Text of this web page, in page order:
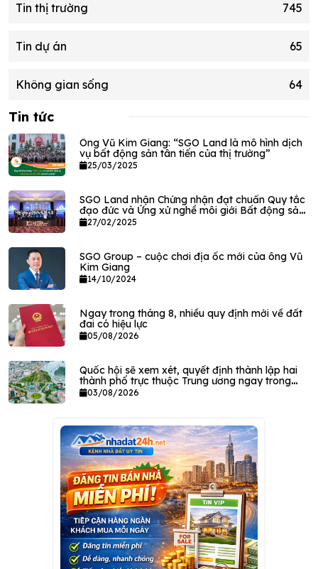
Tin thị trường 745
Tin dự án 65
Không gian sống 64
Tin tức
Ông Vũ Kim Giang: “SGO Land là mô hình dịch
vụ bất động sản tân tiến của thị trường”
25/03/2025
SGO Land nhận Chứng nhận đạt chuẩn Quy tắc
đạo đức và Ứng xử nghề môi giới Bất động sản
VPEC
27/02/2025
SGO Group – cuộc chơi địa ốc mới của ông Vũ
Kim Giang
14/10/2024
Ngay trong tháng 8, nhiều quy định mới về đất
đai có hiệu lực
05/08/2026
Quốc hội sẽ xem xét, quyết định thành lập hai
thành phố trực thuộc Trung ương ngay trong
tháng này
03/08/2026